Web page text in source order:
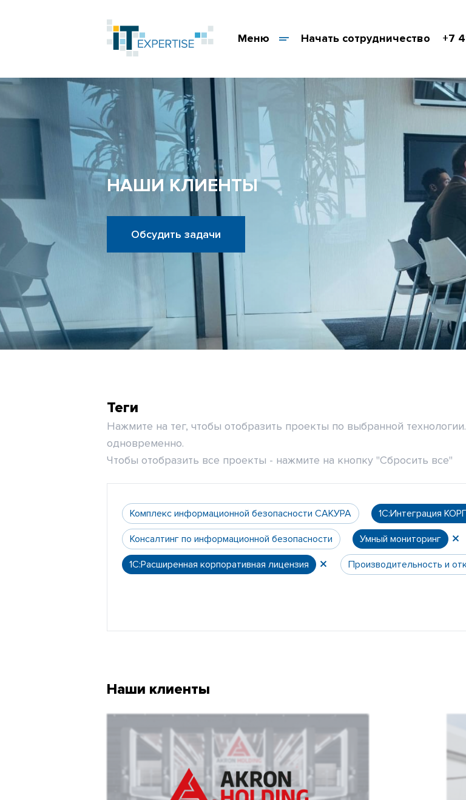
Меню Начать сотрудничество +7
НАШИ КЛИЕНТЫ
Обсудить задачи
Теги
Нажмите на тег, чтобы отобразить проекты по выбранной
одновременно.
Чтобы отобразить все проекты - нажмите на кнопку "Сбросить все"
Комплекс информационной безопасности САКУРА 1С:Интеграция
Консалтинг по информационной безопасности Умный мониторинг
1С:Расширенная корпоративная лицензия Производительность и
Наши клиенты